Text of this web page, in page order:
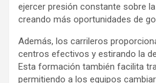
ejercer presión constante sobre
creando más oportunidades de
Además, los carrileros
centros efectivos y estirando la
Esta formación también facilita
permitiendo a los equipos